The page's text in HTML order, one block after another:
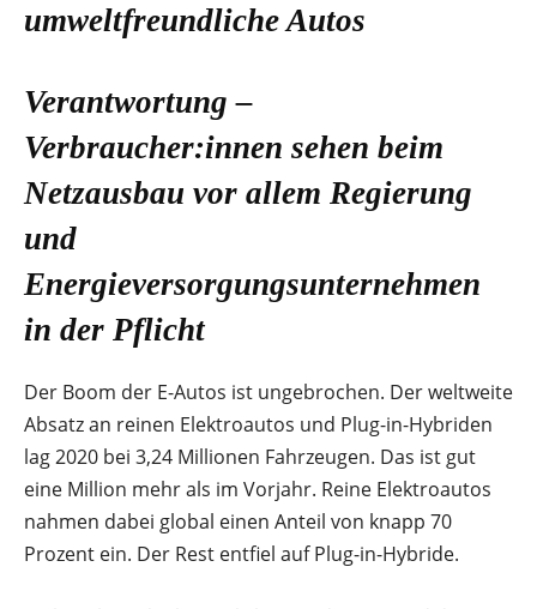
umweltfreundliche Autos
Verantwortung –
Verbraucher:innen sehen beim
Netzausbau vor allem Regierung
und
Energieversorgungsunternehmen
in der Pflicht
Der Boom der E-Autos ist ungebrochen. Der weltweite
Absatz an reinen Elektroautos und Plug-in-Hybriden
lag 2020 bei 3,24 Millionen Fahrzeugen. Das ist gut
eine Million mehr als im Vorjahr. Reine Elektroautos
nahmen dabei global einen Anteil von knapp 70
Prozent ein. Der Rest entfiel auf Plug-in-Hybride.